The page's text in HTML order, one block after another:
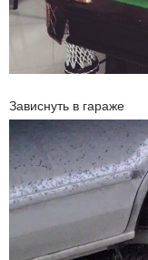
Зависнуть в гараже